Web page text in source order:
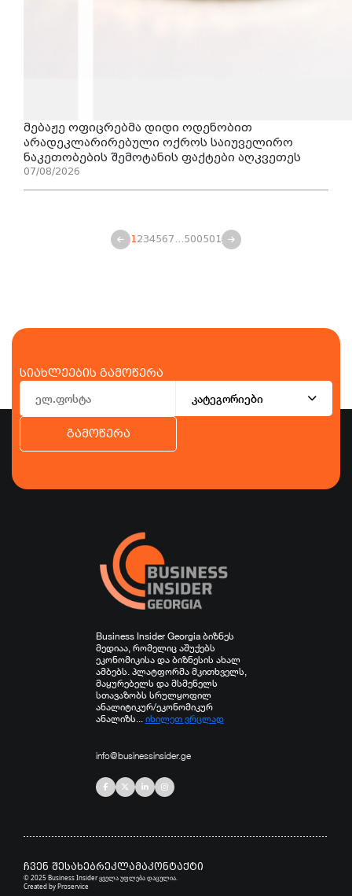
მებაჟე ოფიცრებმა დიდი ოდენობით
არადეკლარირებული ოქროს საიუველირო
ნაკეთობების შემოტანის ფაქტები აღკვეთეს
07/08/2026
1234567 ...500501
სიახლეების გამოწერა
კატეგორიები
გამოწერა
Business Insider Georgia ბიზნეს
მედიაა, რომელიც აშუქებს
ეკონომიკისა და ბიზნესის ახალ
ამბებს. პლატფორმა მკითხველს,
მაყურებელს და მსმენელს
სთავაზობს სრულყოფილ
ანალიტიკურ/ეკონომიკურ
ანალიზს...
იხილეთ ვრცლად
info@businessinsider.ge
ჩვენ შესახებრეკლამაკონტაქტი
© 2025 Business Insider ყველა უფლება დაცულია.
Created byProservice